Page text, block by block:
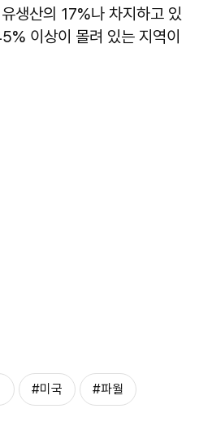
생산의 17%나 차지하고 있
이상이 몰려 있는 지역이
#미국 #파월